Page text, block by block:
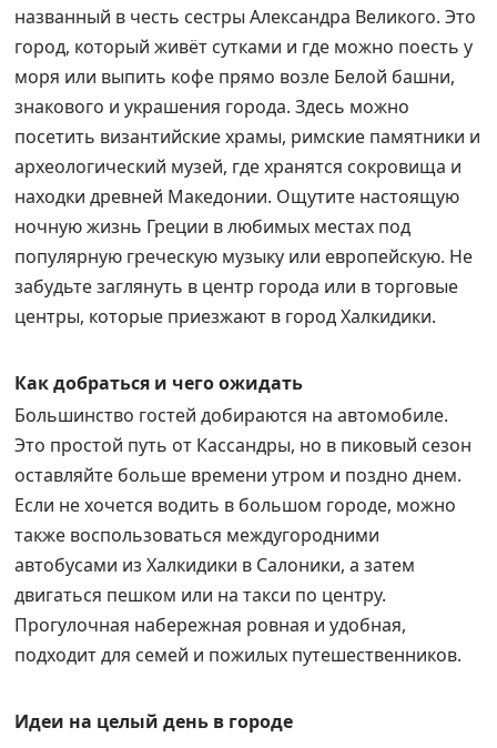
названный в честь сестры Александра Великого. Это
город, который живёт сутками и где можно поесть у
моря или выпить кофе прямо возле Белой башни,
знакового и украшения города. Здесь можно
посетить византийские храмы, римские памятники и
археологический музей, где хранятся сокровища и
находки древней Македонии. Ощутите настоящую
ночную жизнь Греции в любимых местах под
популярную греческую музыку или европейскую. Не
забудьте заглянуть в центр города или в торговые
центры, которые приезжают в город Халкидики.
Как добраться и чего ожидать
Большинство гостей добираются на автомобиле.
Это простой путь от Кассандры, но в пиковый сезон
оставляйте больше времени утром и поздно днем.
Если не хочется водить в большом городе, можно
также воспользоваться междугородними
автобусами из Халкидики в Салоники, а затем
двигаться пешком или на такси по центру.
Прогулочная набережная ровная и удобная,
подходит для семей и пожилых путешественников.
Идеи на целый день в городе